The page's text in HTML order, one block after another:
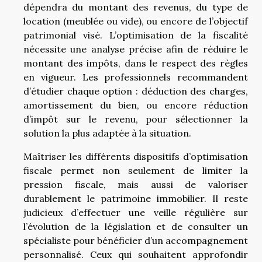
dépendra du montant des revenus, du type de
location (meublée ou vide), ou encore de l’objectif
patrimonial visé. L’optimisation de la fiscalité
nécessite une analyse précise afin de réduire le
montant des impôts, dans le respect des règles
en vigueur. Les professionnels recommandent
d’étudier chaque option : déduction des charges,
amortissement du bien, ou encore réduction
d’impôt sur le revenu, pour sélectionner la
solution la plus adaptée à la situation.
Maîtriser les différents dispositifs d’optimisation
fiscale permet non seulement de limiter la
pression fiscale, mais aussi de valoriser
durablement le patrimoine immobilier. Il reste
judicieux d’effectuer une veille régulière sur
l’évolution de la législation et de consulter un
spécialiste pour bénéficier d’un accompagnement
personnalisé. Ceux qui souhaitent approfondir